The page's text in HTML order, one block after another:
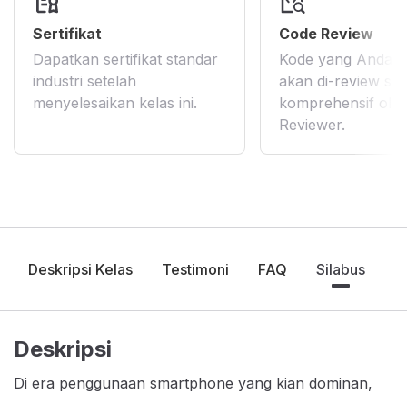
Sertifikat
Dapatkan sertifikat standar
industri setelah
menyelesaikan kelas ini.
Code Review
Kode yang Anda
akan di-review
komprehensif
Reviewer.
Deskripsi Kelas Testimoni FAQ Silabus
Deskripsi
Di era penggunaan smartphone yang kian dominan,